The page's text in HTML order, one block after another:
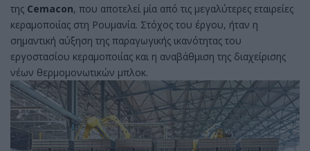
της Cemacon, που αποτελεί μία από τις μεγαλύτερες εταιρείες
κεραμοποιίας στη Ρουμανία. Στόχος του έργου, ήταν η
σημαντική αύξηση της παραγωγικής ικανότητας του
εργοστασίου κεραμοποιίας και η αναβάθμιση της διαχείρισης
νέων θερμομονωτικών μπλοκ.